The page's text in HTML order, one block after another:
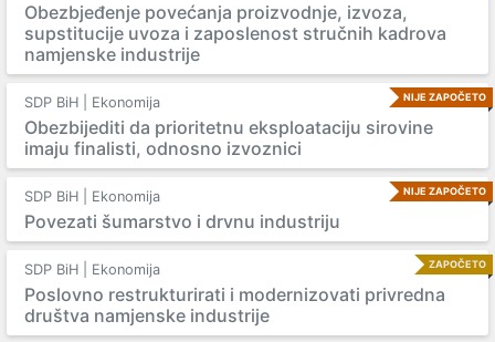
Obezbjeđenje povećanja proizvodnje, izvoza,
supstitucije uvoza i zaposlenost stručnih kadrova
namjenske industrije
NIJE ZAPOČETO
SDP BiH | Ekonomija
Obezbijediti da prioritetnu eksploataciju sirovine
imaju finalisti, odnosno izvoznici
NIJE ZAPOČETO
SDP BiH | Ekonomija
Povezati šumarstvo i drvnu industriju
ZAPOČETO
SDP BiH | Ekonomija
Poslovno restrukturirati i modernizovati privredna
društva namjenske industrije